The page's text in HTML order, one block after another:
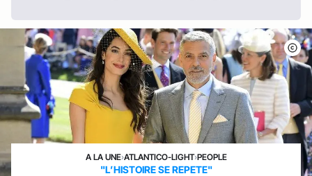
A LA UNE›ATLANTICO-LIGHT›PEOPLE
"L’HISTOIRE SE REPETE"